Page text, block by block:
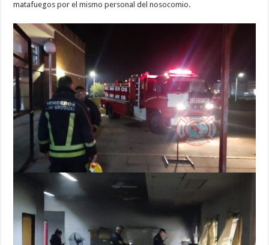
matafuegos por el mismo personal del nosocomio.